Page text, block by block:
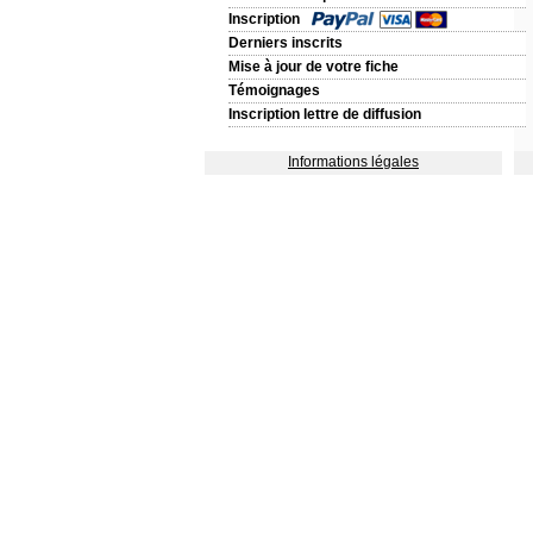
Inscription
Derniers inscrits
Mise à jour de votre fiche
Témoignages
Inscription lettre de diffusion
Informations légales